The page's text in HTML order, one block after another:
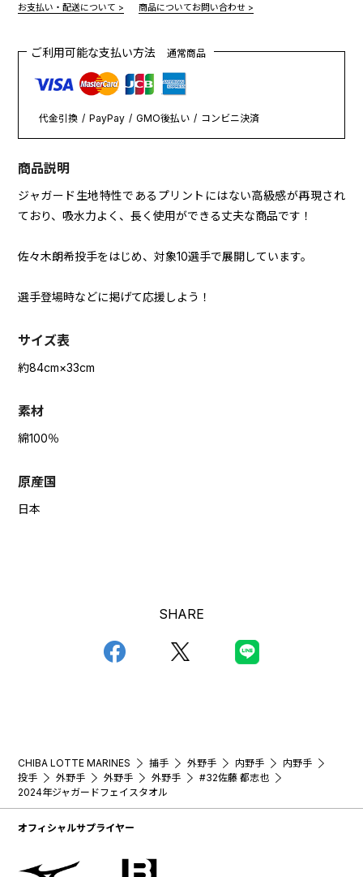
お支払い・配送について > 商品についてお問い合わせ >
ご利用可能な支払い方法通常商品
代金引換 PayPay GMO後払い コンビニ決済
商品説明
ジャガード生地特性であるプリントにはない高級感が再現され
ており、吸水力よく、長く使用ができる丈夫な商品です！
佐々木朗希投手をはじめ、対象10選手で展開しています。
選手登場時などに掲げて応援しよう！
サイズ表
約84cm×33cm
素材
綿100％
原産国
日本
SHARE
CHIBA LOTTE MARINES 捕手 外野手 内野手
内野手
投手
外野手 外野手 外野手
#32佐藤 都志也
2024年ジャガードフェイスタオル
オフィシャルサプライヤー